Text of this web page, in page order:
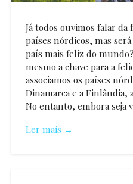
Já todos ouvimos falar da
países nórdicos, mas
país mais feliz do
mesmo a chave para a
associamos os países
Dinamarca e a Finlândia,
No entanto, embora seja
Ler mais →